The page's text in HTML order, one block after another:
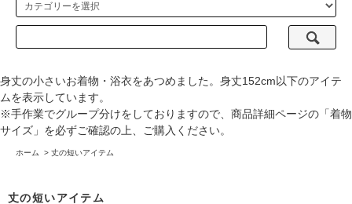
身丈の小さいお着物・浴衣をあつめました。身丈152cm以下のアイテ
ムを表示しています。
※手作業でグループ分けをしておりますので、商品詳細ページの「着物
サイズ」を必ずご確認の上、ご購入ください。
ホーム > 丈の短いアイテム
丈の短いアイテム